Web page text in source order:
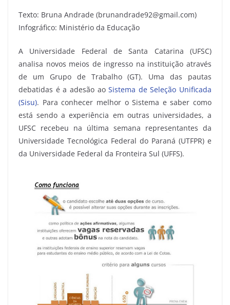
Texto: Bruna Andrade (brunandrade92@gmail.com)
Infográfico: Ministério da Educação
A Universidade Federal de Santa Catarina (UFSC)
analisa novos meios de ingresso na instituição através
de um Grupo de Trabalho (GT). Uma das pautas
debatidas é a adesão aoSistema de Seleção Unificada
(Sisu). Para conhecer melhor o Sistema e saber como
está sendo a experiência em outras universidades, a
UFSC recebeu na última semana representantes da
Universidade Tecnológica Federal do Paraná (UTFPR) e
da Universidade Federal da Fronteira Sul (UFFS).